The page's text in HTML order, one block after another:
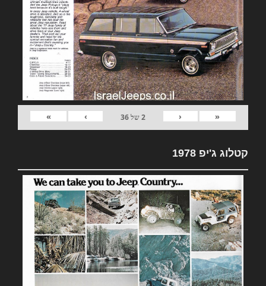
«
‹
2של36
›
»
קטלוג ג'יפ 1978